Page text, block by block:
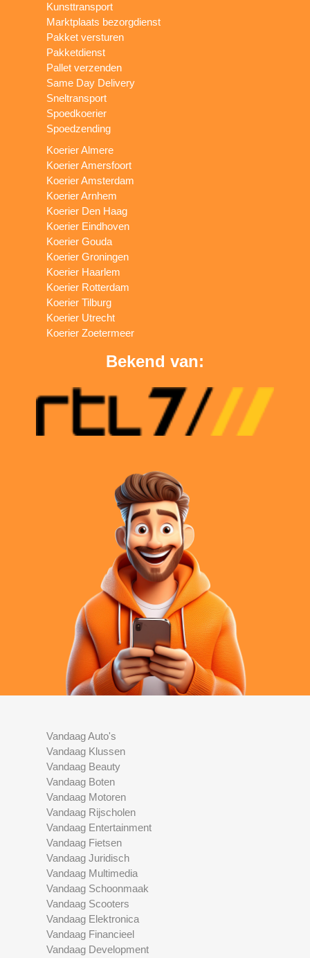
Kunsttransport
Marktplaats bezorgdienst
Pakket versturen
Pakketdienst
Pallet verzenden
Same Day Delivery
Sneltransport
Spoedkoerier
Spoedzending
Koerier Almere
Koerier Amersfoort
Koerier Amsterdam
Koerier Arnhem
Koerier Den Haag
Koerier Eindhoven
Koerier Gouda
Koerier Groningen
Koerier Haarlem
Koerier Rotterdam
Koerier Tilburg
Koerier Utrecht
Koerier Zoetermeer
Bekend van:
Vandaag Auto's
Vandaag Klussen
Vandaag Beauty
Vandaag Boten
Vandaag Motoren
Vandaag Rijscholen
Vandaag Entertainment
Vandaag Fietsen
Vandaag Juridisch
Vandaag Multimedia
Vandaag Schoonmaak
Vandaag Scooters
Vandaag Elektronica
Vandaag Financieel
Vandaag Development